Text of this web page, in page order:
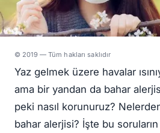
© 2019 — Tüm hakları saklıdır
Yaz gelmek üzere havalar
ama bir yandan da bahar
peki nasıl korunuruz?
bahar alerjisi? İşte bu soruların